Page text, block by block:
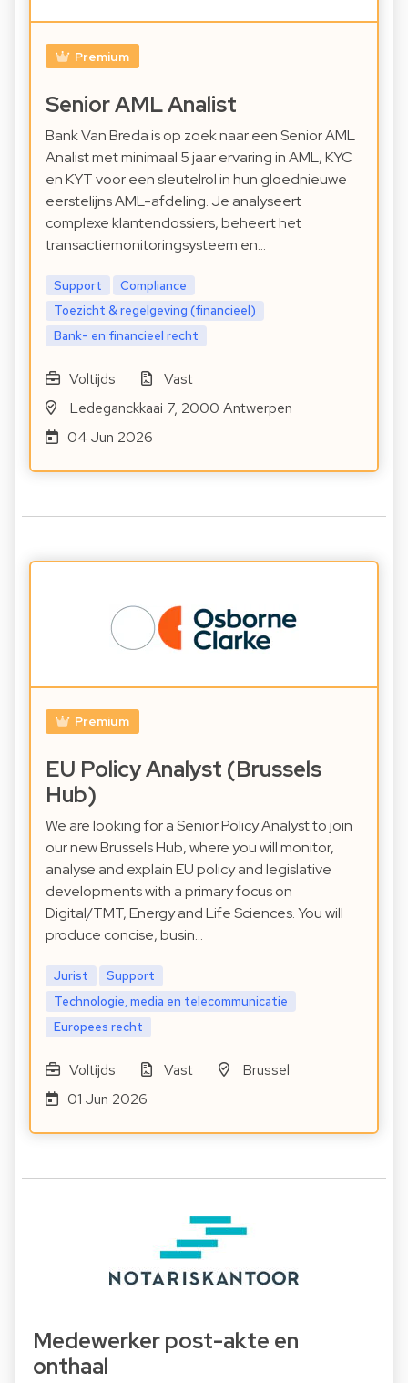
Premium
Senior AML Analist
Bank Van Breda is op zoek naar een Senior AML
Analist met minimaal 5 jaar ervaring in AML, KYC
en KYT voor een sleutelrol in hun gloednieuwe
eerstelijns AML-afdeling. Je analyseert
complexe klantendossiers, beheert het
transactiemonitoringsysteem en…
Support
Compliance
Toezicht & regelgeving (financieel)
Bank- en financieel recht
Voltijds
Vast
Ledeganckkaai 7, 2000 Antwerpen
04 Jun 2026
Premium
EU Policy Analyst (Brussels
Hub)
We are looking for a Senior Policy Analyst to join
our new Brussels Hub, where you will monitor,
analyse and explain EU policy and legislative
developments with a primary focus on
Digital/TMT, Energy and Life Sciences. You will
produce concise, busin…
Jurist
Support
Technologie, media en telecommunicatie
Europees recht
Voltijds Vast
Brussel
01 Jun 2026
Medewerker post-akte en
onthaal